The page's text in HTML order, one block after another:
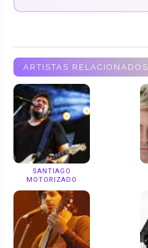
ARTISTAS RELACIONADOS
SANTIAGO
MOTORIZADO